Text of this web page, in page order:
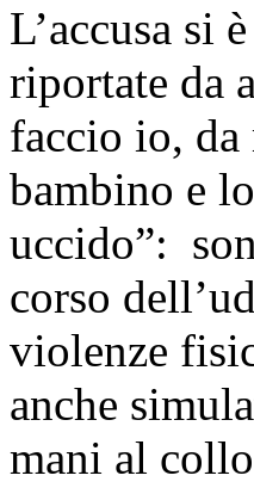
L’accusa si
riportate da
faccio io, da
bambino e
uccido”:
corso
violenze
anche
mani al